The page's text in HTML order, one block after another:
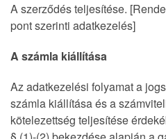
A szerződés teljesítése.
pont szerinti adatkezelés]
A számla kiállítása
Az adatkezelési folyamat a
számla kiállítása és a
kötelezettség teljesítése